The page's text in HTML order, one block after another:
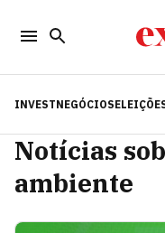
INVESTNEGÓCIOS
Notícias
ambiente